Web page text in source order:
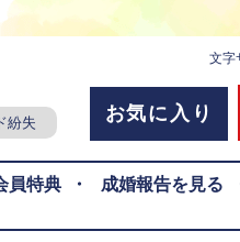
文字
紛失 お気に入り
員特典 ・ 成婚報告を見る